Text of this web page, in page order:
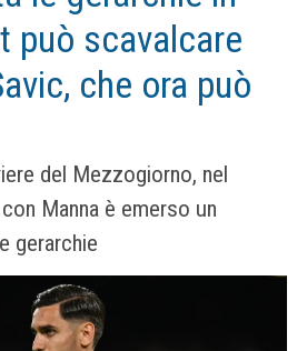
può scavalcare
che ora può
del Mezzogiorno, nel
Manna è emerso un
gerarchie